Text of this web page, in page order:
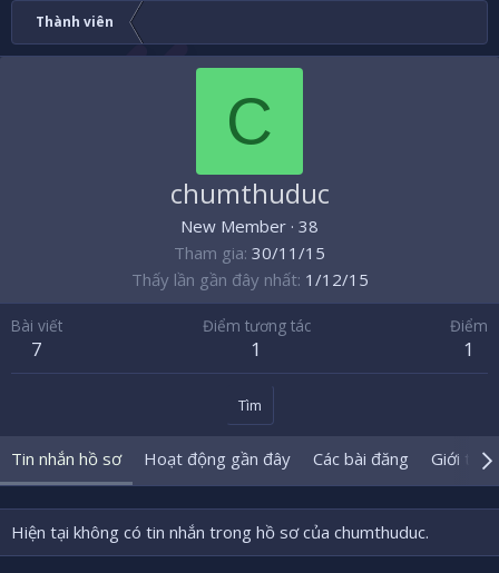
Thành viên
C
chumthuduc
New Member · 38
Tham gia 30/11/15
Thấy lần gần đây nhất 1/12/15
Bài viết
7
Điểm tương tác
1
Điểm
1
Tìm
Tin nhắn hồ sơ Hoạt động gần đây Các bài đăng Giới
Hiện tại không có tin nhắn trong hồ sơ của chumthuduc.